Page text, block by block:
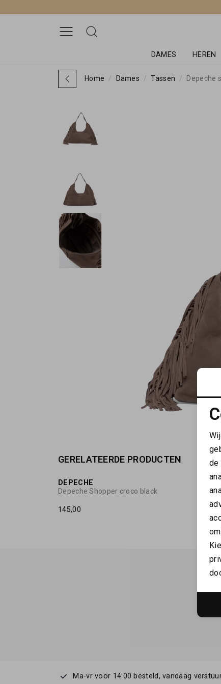
DAMES HEREN
Home Dames Tassen Depeche
GERELATEERDE PRODUCTEN
DEPECHE
Depeche Shopper croco black
145,00
Ma-vr voor 14:00 besteld, vandaag
de